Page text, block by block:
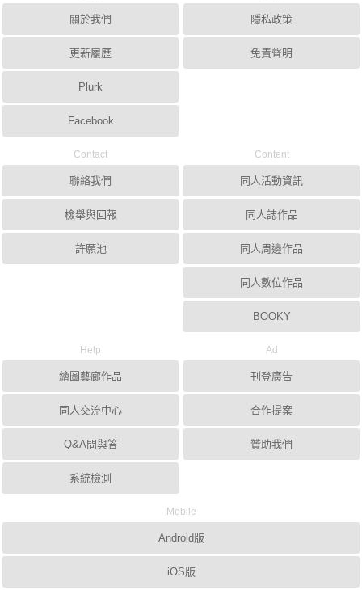
關於我們
更新履歷
Plurk
Facebook
隱私政策
免責聲明
Contact
聯絡我們
檢舉與回報
許願池
Content
同人活動資訊
同人誌作品
同人周邊作品
同人數位作品
BOOKY
Help
繪圖藝廊作品
同人交流中心
Q&A問與答
系統檢測
Ad
刊登廣告
合作提案
贊助我們
Mobile
Android版
iOS版